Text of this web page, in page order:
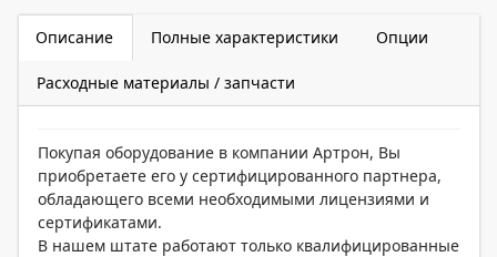
Описание Полные характеристики Опции
Расходные материалы / запчасти
Покупая оборудование в компании Артрон, Вы
приобретаете его у сертифицированного партнера,
обладающего всеми необходимыми лицензиями и
сертификатами.
В нашем штате работают только квалифицированные